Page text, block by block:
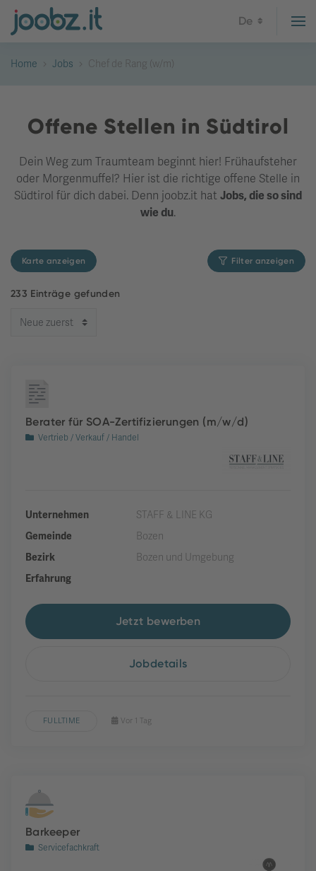
De
Home Jobs Chef de Rang (w/m)
Offene Stellen in Südtirol
Dein Weg zum Traumteam beginnt hier! Frühaufsteher
oder Morgenmuffel? Hier ist die richtige offene Stelle in
Südtirol für dich dabei. Denn joobz.it hat Jobs, die so sind
wie du.
Karte anzeigen Filter anzeigen
233 Einträge gefunden
Berater für SOA-Zertifizierungen (m/w/d)
Vertrieb / Verkauf / Handel
Unternehmen
STAFF & LINE KG
Gemeinde
Bozen
Bezirk
Bozen und Umgebung
Erfahrung
Jetzt bewerben
Jobdetails
FULLTIME Vor 1 Tag
Barkeeper
Servicefachkraft